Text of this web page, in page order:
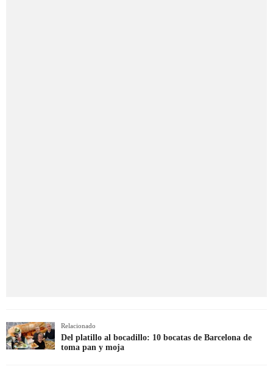
Relacionado
Del platillo al bocadillo: 10 bocatas de Barcelona de
toma pan y moja